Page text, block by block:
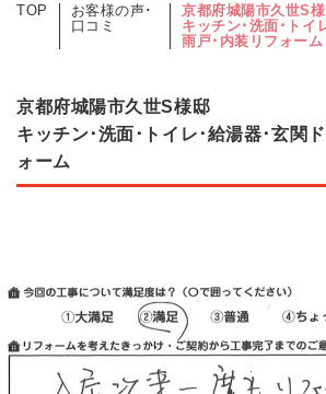
HOME
リフォーム事例
お客様の声
協力業者募集
TOP
お客様の声･
口コミ
京都府城陽市久世S
キッチン･洗面･トイ
雨戸･内装リフォーム
京都府城陽市久世S様邸
キッチン･洗面･トイレ･給湯器･玄関
ォーム